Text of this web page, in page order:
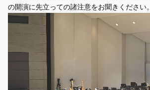
の開演に先立っての諸注意をお聞きください。